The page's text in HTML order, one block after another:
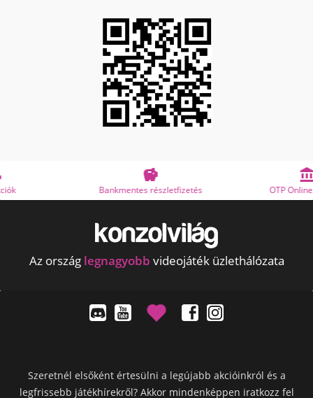
Bankmentes részletfizetés OTP Online Áruhitel
Az ország legnagyobb videojáték üzlethálózata
Szeretnél elsőként értesülni a legújabb akcióinkról és a
legfrissebb játékhírekről? Akkor mindenképpen iratkozz fel